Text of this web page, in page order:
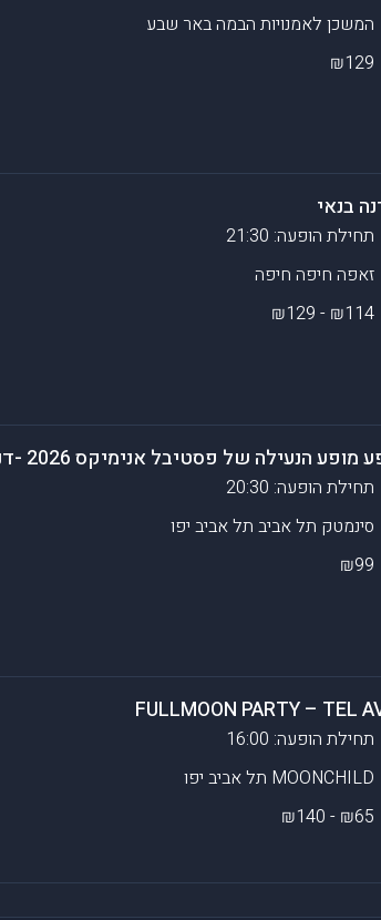
המשכן לאמנויות הבמהבאר שבע
₪129
בנאי
תחילת הופעה: 21:30
זאפה חיפה חיפה
₪114 - ₪129
מופע הנעילה של פסטיבל אנימיקס 2026 -דני בסן
תחילת הופעה: 20:30
סינמטק תל אביב תל אביב יפו
₪99
FULLMOON PARTY – TEL
תחילת הופעה: 16:00
MOONCHILD תל אביב יפו
₪65 - ₪140